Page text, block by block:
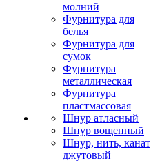
молний
Фурнитура для
белья
Фурнитура для
сумок
Фурнитура
металлическая
Фурнитура
пластмассовая
Шнур атласный
Шнур вощенный
Шнур, нить, канат
джутовый